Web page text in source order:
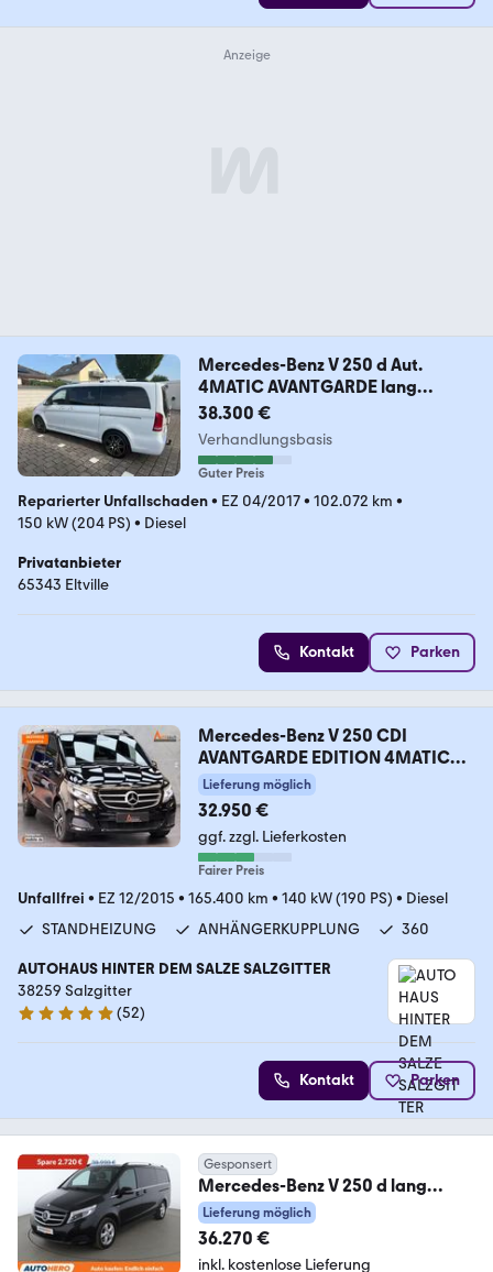
Mercedes-Benz V 250 d Aut.
4MATIC AVANTGARDE lang
AVANTGARDE
38.300 €
Verhandlungsbasis
Guter Preis
Reparierter Unfallschaden• EZ 04/2017• 102.072 km •
150 kW (204 PS) • Diesel
Privatanbieter
65343 Eltville
Kontakt Parken
Mercedes-Benz V 250 CDI
AVANTGARDE EDITION 4MATIC
LANG|360|AHK
Lieferung möglich
32.950 €
ggf. zzgl. Lieferkosten
Fairer Preis
Unfallfrei • EZ 12/2015 • 165.400 km • 140 kW (190 PS) • Diesel
STANDHEIZUNG
ANHÄNGERKUPPLUNG 360
AUTOHAUS HINTER DEM SALZE SALZGITTER
38259 Salzgitter
4.9 Sterne
(52)
Kontakt Parken
Gesponsert
Mercedes-Benz V 250 d lang
Avantgarde
Aut.*BURMESTER*360CAM*
Lieferung möglich
36.270 €
inkl. kostenlose Lieferung